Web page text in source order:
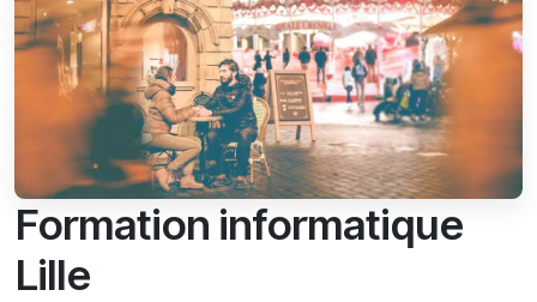
Formation informatique
Lille